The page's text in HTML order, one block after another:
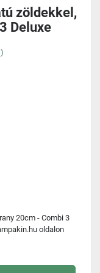
zöldekkel,
Deluxe
20cm - Combi 3
oldalon